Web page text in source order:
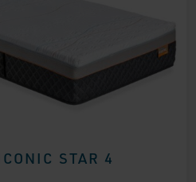
STAR 4